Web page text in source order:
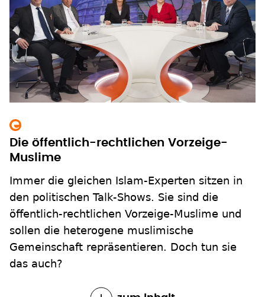
Die öffentlich-rechtlichen Vorzeige-
Muslime
Immer die gleichen Islam-Experten sitzen in
den politischen Talk-Shows. Sie sind die
öffentlich-rechtlichen Vorzeige-Muslime und
sollen die heterogene muslimische
Gemeinschaft repräsentieren. Doch tun sie
das auch?